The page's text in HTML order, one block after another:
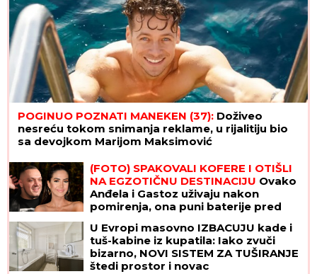
POGINUO POZNATI MANEKEN (37): Doživeo
nesreću tokom snimanja reklame, u rijalitiju bio
sa devojkom Marijom Maksimović
(FOTO) SPAKOVALI KOFERE I OTIŠLI
NA EGZOTIČNU DESTINACIJU Ovako
Anđela i Gastoz uživaju nakon
pomirenja, ona puni baterije pred
U Evropi masovno IZBACUJU kade i
tuš-kabine iz kupatila: Iako zvuči
bizarno, NOVI SISTEM ZA TUŠIRANJE
štedi prostor i novac